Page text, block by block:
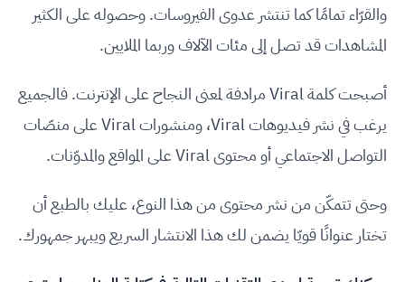
والقرّاء تمامًا كما تنتشر عدوى الفيروسات. وحصوله على الكثير
المشاهدات قد تصل إلى مئات الآلاف وربما الملايين.
أصبحت كلمة Viral مرادفة لمعنى النجاح على الإنترنت. فالجميع
يرغب في نشر فيديوهات Viral، ومنشورات Viral على منصّات
التواصل الاجتماعي أو محتوى Viral على المواقع والمدوّنات.
وحتى تتمكّن من نشر محتوى من هذا النوع، عليك بالطبع أن
تختار عنوانًا قويّا يضمن لك هذا الانتشار السريع ويبهر جمهورك.